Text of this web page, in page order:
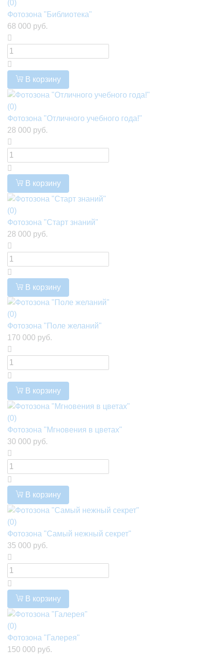
(0)
Фотозона "Библиотека"
68 000 руб.
В корзину
(0)
Фотозона "Отличного учебного года!"
28 000 руб.
В корзину
(0)
Фотозона "Старт знаний"
28 000 руб.
В корзину
(0)
Фотозона "Поле желаний"
170 000 руб.
В корзину
(0)
Фотозона "Мгновения в цветах"
30 000 руб.
В корзину
(0)
Фотозона "Самый нежный секрет"
35 000 руб.
В корзину
(0)
Фотозона "Галерея"
150 000 руб.